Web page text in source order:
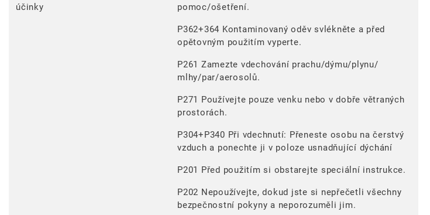
účinky
pomoc/ošetření.
P362+364 Kontaminovaný oděv svlékněte a před
opětovným použitím vyperte.
P261 Zamezte vdechování prachu/dýmu/plynu/
mlhy/par/aerosolů.
P271 Používejte pouze venku nebo v dobře větraných
prostorách.
P304+P340 Při vdechnutí: Přeneste osobu na čerstvý
vzduch a ponechte ji v poloze usnadňující dýchání
P201 Před použitím si obstarejte speciální instrukce.
P202 Nepoužívejte, dokud jste si nepřečetli všechny
bezpečnostní pokyny a neporozuměli jim.